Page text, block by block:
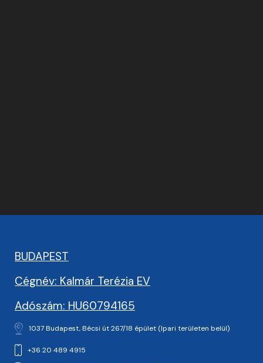
BUDAPEST
Cégnév: Kalmár Terézia EV
Adószám: HU60794165
1037 Budapest, Bécsi út 267/18 épület (Ipari területen belül)
+36 20 489 4915